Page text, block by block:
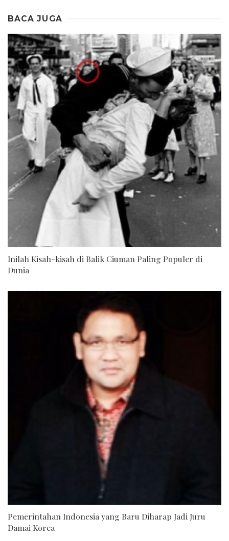
BACA JUGA
Inilah Kisah-kisah di Balik Ciuman Paling Populer di
Dunia
Pemerintahan Indonesia yang Baru Diharap Jadi Juru
Damai Korea